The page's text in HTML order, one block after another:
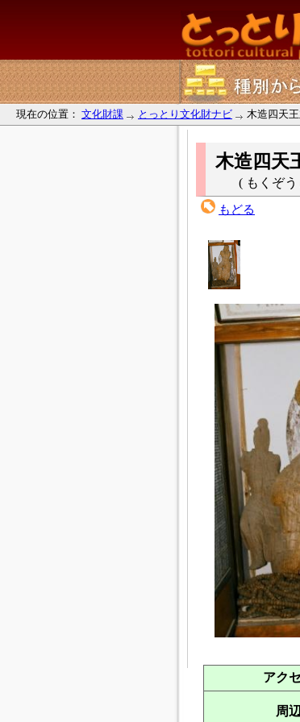
現在の位置： 文化財課 とっとり文化財ナビ 木造四天
木造四天
( もくぞう
もどる
アク
周